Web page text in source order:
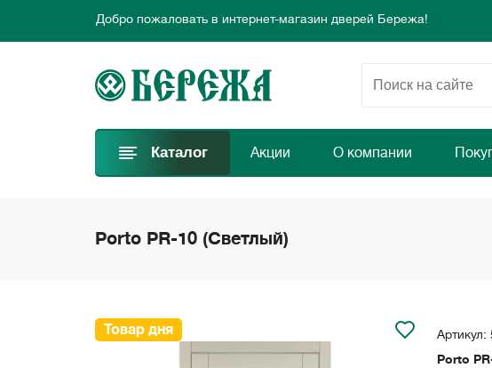
Добро пожаловать в интернет-магазин дверей Бережа!
Предлагаем новые выгодные предложения каждый день для
Добро пожаловать в интернет-магазин дверей Бережа!
Предлагаем новые выгодные предложения каждый день для
Каталог Акции О компании
Porto PR-10 (Светлый)
Товар дня Артикул:
Porto